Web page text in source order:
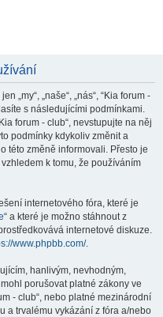
„my“, „naše“, „nás“, “Kia forum -
s následujícími podmínkami.
forum - club“, nevstupujte na něj
podmínky kdykoliv změnit a
této změně informovali. Přesto je
k tomu, že používáním
internetového fóra, které je
“ a které je možno stáhnout z
internetové diskuze.
www.phpbb.com/.
hanlivým, nevhodným,
porušovat platné zákony ve
- club“, nebo platné mezinárodní
a trvalému vykázání z fóra a/nebo